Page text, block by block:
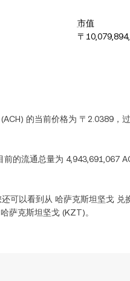
市值
〒
(ACH) 的当前价格为 〒2.0389 ，
前的流通总量为 4,943,691,067
可以看到从 哈萨克斯坦坚戈 兑
哈萨克斯坦坚戈 (KZT)。